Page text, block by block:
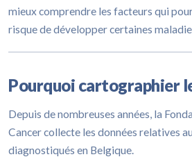
mieux comprendre les facteurs qui
risque de développer certaines
Pourquoi cartographier
Depuis de nombreuses années, la
Cancer collecte les données relatives
diagnostiqués en Belgique.